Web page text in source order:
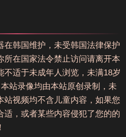
在韩国维护，未受韩国法律保护
所在国家法令禁止访问请离开本
不适于未成年人浏览，未满18岁
站录像均由本站原创录制，未
站视频均不含儿童内容，如果您
适，或者某些内容侵犯了您的的